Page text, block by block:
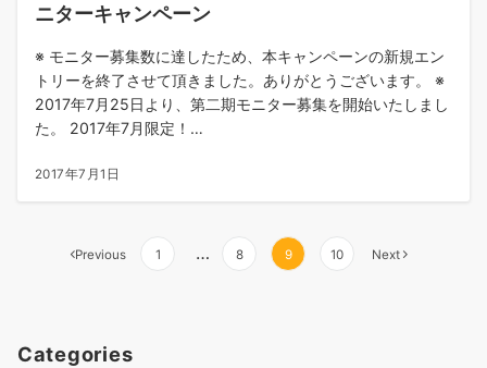
ニターキャンペーン
※ モニター募集数に達したため、本キャンペーンの新規エン
トリーを終了させて頂きました。ありがとうございます。 ※
2017年7月25日より、第二期モニター募集を開始いたしまし
た。 2017年7月限定！…
2017年7月1日
Previous 1 … 8 9 10 Next
Categories